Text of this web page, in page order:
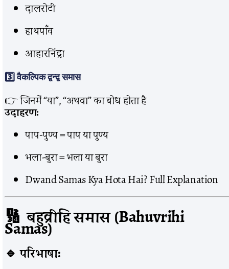
दालरोटी
हाथपाँव
आहारनिंद्रा
3️⃣वैकल्पिक द्वन्द्व समास
👉 जिनमें “या”, “अथवा” का बोध होता है
उदाहरण:
पाप-पुण्य = पाप या पुण्य
भला-बुरा = भला या बुरा
Dwand Samas Kya Hota Hai? Full Explanation
🔢 बहुव्रीहि समास (Bahuvrihi
Samas)
🔹 परिभाषा: